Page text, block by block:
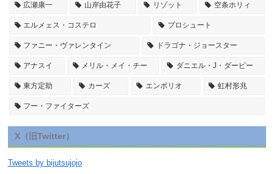
広瀬康一 山岸由花子 リゾット 空条ホリィ
エルメェス・コステロ プロシュート
ファニー・ヴァレンタイン ドラゴナ・ジョースター
アナスイ メリル・メイ・チー ダニエル・J・ダービー
東方定助 カーズ エンポリオ 虹村形兆
フー・ファイターズ
X（旧Twitter）
Tweets by bijutsujojo